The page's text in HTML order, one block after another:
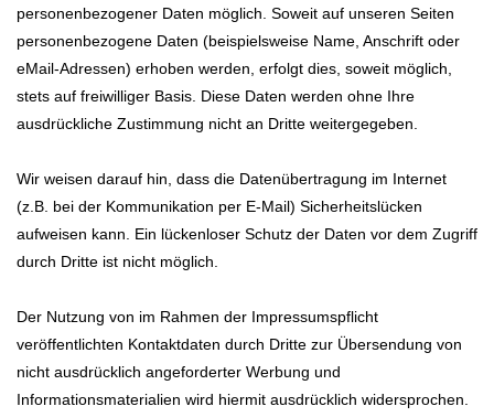
personenbezogener Daten möglich. Soweit auf unseren Seiten
personenbezogene Daten (beispielsweise Name, Anschrift oder
eMail-Adressen) erhoben werden, erfolgt dies, soweit möglich,
stets auf freiwilliger Basis. Diese Daten werden ohne Ihre
ausdrückliche Zustimmung nicht an Dritte weitergegeben.
Wir weisen darauf hin, dass die Datenübertragung im Internet
(z.B. bei der Kommunikation per E-Mail) Sicherheitslücken
aufweisen kann. Ein lückenloser Schutz der Daten vor dem Zugriff
durch Dritte ist nicht möglich.
Der Nutzung von im Rahmen der Impressumspflicht
veröffentlichten Kontaktdaten durch Dritte zur Übersendung von
nicht ausdrücklich angeforderter Werbung und
Informationsmaterialien wird hiermit ausdrücklich widersprochen.